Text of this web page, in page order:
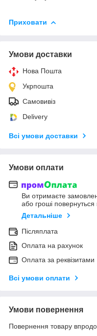
Приховати
Умови доставки
Нова Пошта
Укрпошта
Самовивіз
Delivery
Всі умови доставки
Умови оплати
Ви отримаєте
або гроші
Детальніше
Післяплата
Оплата на рахунок
Оплата за реквізитами
Всі умови оплати
Умови повернення
Повернення товару